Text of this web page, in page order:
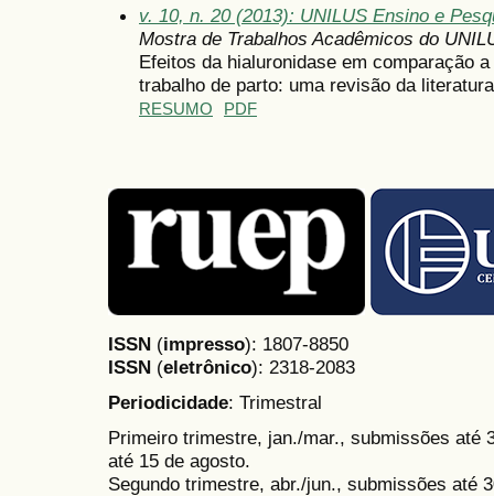
v. 10, n. 20 (2013): UNILUS Ensino e
Mostra de Trabalhos Acadêmicos do
Efeitos da hialuronidase em comparação
trabalho de parto: uma revisão da literatura
RESUMO PDF
ISSN (impresso): 1807-8850
ISSN (eletrônico): 2318-2083
Periodicidade: Trimestral
Primeiro trimestre, jan./mar., submissões até
até 15 de agosto.
Segundo trimestre, abr./jun., submissões até